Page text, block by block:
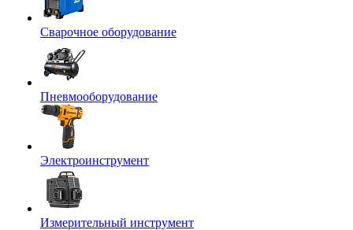
Сварочное оборудование
Пневмооборудование
Электроинструмент
Измерительный инструмент